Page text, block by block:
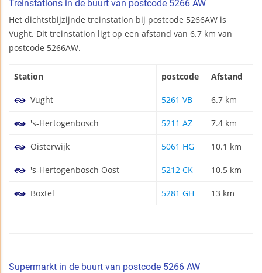
Treinstations in de buurt van postcode 5266 AW
Het dichtstbijzijnde treinstation bij postcode 5266AW is
Vught. Dit treinstation ligt op een afstand van 6.7 km van
postcode 5266AW.
Station postcode Afstand
Vught 5261 VB 6.7 km
's-Hertogenbosch 5211 AZ 7.4 km
Oisterwijk 5061 HG 10.1 km
's-Hertogenbosch Oost 5212 CK 10.5 km
Boxtel 5281 GH 13 km
Supermarkt in de buurt van postcode 5266 AW